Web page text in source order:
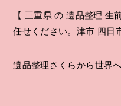
【 三重県 の 遺品整理 生
任せください。津市 四日
遺品整理さくらから世界